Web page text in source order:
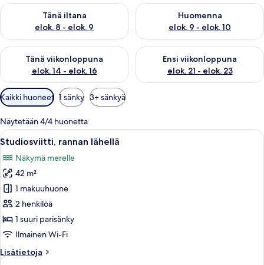
Tänä iltana
elok. 8 - elok. 9
Tarkista tämän illan saatavuus elok. 8 - elok. 9
Huomenna
elok. 9 - elok. 10
Tarkista huomisen saatavuus
Tänä viikonloppuna
elok. 14 - elok. 16
Tarkista tämän viikonlopun saatavuus elok. 14 - elok. 16
Ensi viikonloppuna
elok. 21 - elok. 23
Tarkista ensi viikonlopun
Huoneille
saatavilla
olevia
suodattimia
Kaikki huoneet 1 sänky 3+ sänkyä
Näytetään 4/4 huonetta
Avaa
kaikki
huonetyypin
Studiosviitti,
rannan
lähellä
kuvat
Makuuhuone, jossa on sänky,
7
Studiosviitti, rannan lähellä
Näkymä merelle
42 m²
1 makuuhuone
2 henkilöä
1 suuri parisänky
Ilmainen Wi-Fi
Lisätietoja
Lisätietoja